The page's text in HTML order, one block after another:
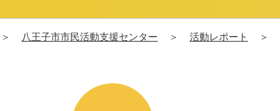
＞ 八王子市市民活動支援センター ＞ 活動レポート ＞